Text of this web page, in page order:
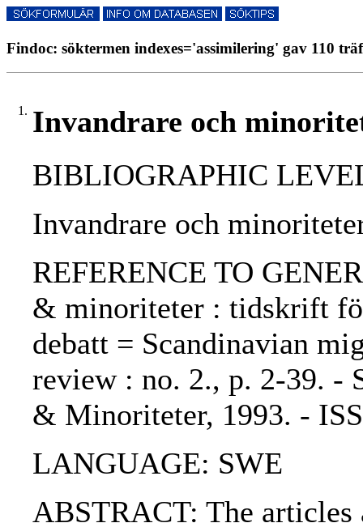
Findoc: söktermen indexes='assimilering' gav 110
1. Invandrare och
BIBLIOGRAPHIC
Invandrare och
REFERENCE TO
& minoriteter : tidskrift
debatt = Scandinavian
review : no. 2., p. 2-39. -
& Minoriteter, 1993. -
LANGUAGE: SWE
ABSTRACT: The articles